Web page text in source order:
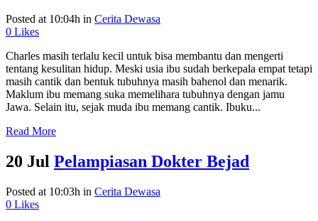
Posted at 10:04h in Cerita Dewasa
0 Likes
Charles masih terlalu kecil untuk bisa membantu dan mengerti
tentang kesulitan hidup. Meski usia ibu sudah berkepala empat tetapi
masih cantik dan bentuk tubuhnya masih bahenol dan menarik.
Maklum ibu memang suka memelihara tubuhnya dengan jamu
Jawa. Selain itu, sejak muda ibu memang cantik. Ibuku...
Read More
20 Jul Pelampiasan Dokter Bejad
Posted at 10:03h in Cerita Dewasa
0 Likes